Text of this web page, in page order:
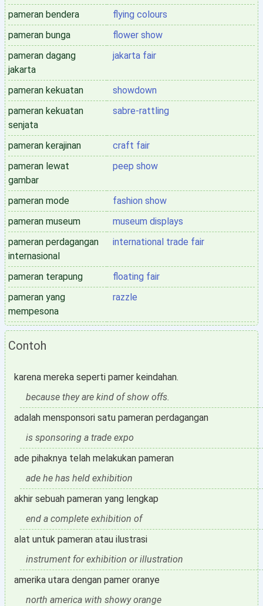
pameran bendera
flying colours
pameran bunga
flower show
pameran dagang
jakarta
jakarta fair
pameran kekuatan
showdown
pameran kekuatan
senjata
sabre-rattling
pameran kerajinan
craft fair
pameran lewat
gambar
peep show
pameran mode
fashion show
pameran museum
museum displays
pameran perdagangan
internasional
international trade fair
pameran terapung
floating fair
pameran yang
mempesona
razzle
Contoh
karena mereka seperti pamer keindahan.
because they are kind of show offs.
adalah mensponsori satu pameran perdagangan
is sponsoring a trade expo
ade pihaknya telah melakukan pameran
ade he has held exhibition
akhir sebuah pameran yang lengkap
end a complete exhibition of
alat untuk pameran atau ilustrasi
instrument for exhibition or illustration
amerika utara dengan pamer oranye
north america with showy orange